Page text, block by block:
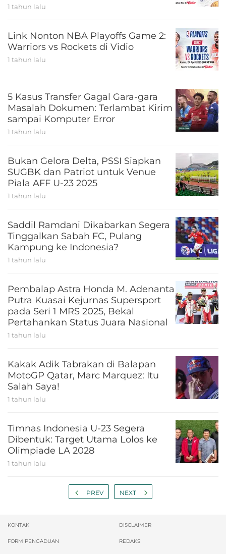
1 tahun lalu
Link Nonton NBA Playoffs Game 2:
Warriors vs Rockets di Vidio
1 tahun lalu
5 Kasus Transfer Gagal Gara-gara
Masalah Dokumen: Terlambat Kirim
sampai Komputer Error
1 tahun lalu
Bukan Gelora Delta, PSSI Siapkan
SUGBK dan Patriot untuk Venue
Piala AFF U-23 2025
1 tahun lalu
Saddil Ramdani Dikabarkan Segera
Tinggalkan Sabah FC, Pulang
Kampung ke Indonesia?
1 tahun lalu
Pembalap Astra Honda M. Adenanta
Putra Kuasai Kejurnas Supersport
pada Seri 1 MRS 2025, Bekal
Pertahankan Status Juara Nasional
1 tahun lalu
Kakak Adik Tabrakan di Balapan
MotoGP Qatar, Marc Marquez: Itu
Salah Saya!
1 tahun lalu
Timnas Indonesia U-23 Segera
Dibentuk: Target Utama Lolos ke
Olimpiade LA 2028
1 tahun lalu
PREV NEXT
KONTAK DISCLAIMER
FORM PENGADUAN REDAKSI